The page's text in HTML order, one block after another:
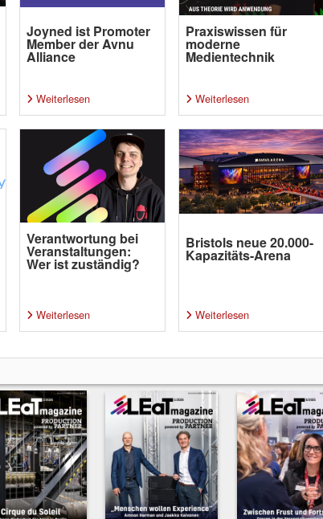
Joyned ist Promoter
Member der Avnu
Alliance
Weiterlesen
Praxiswissen für
moderne
Medientechnik
Weiterlesen
Verantwortung bei
Veranstaltungen:
Wer ist zuständig?
Weiterlesen
Bristols neue 20.000-
Kapazitäts-Arena
Weiterlesen